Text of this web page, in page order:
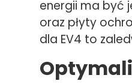
energii ma być
oraz płyty
dla EV4 to